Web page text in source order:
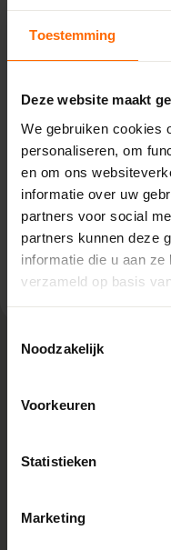
Toestemming
Deze website maakt
We gebruiken cookies
personaliseren, om
en om ons
informatie over uw
partners voor social
partners kunnen deze
informatie die u aan
verzameld op basis
Noodzakelijk
Voorkeuren
Statistieken
Marketing
Pick-up point
Nobelstraat
7131 PZ
0513335000
Selecteren
Bekijk vestiging
fabriek
bron, zonder
Heerenveen en
kozijnen bestellen